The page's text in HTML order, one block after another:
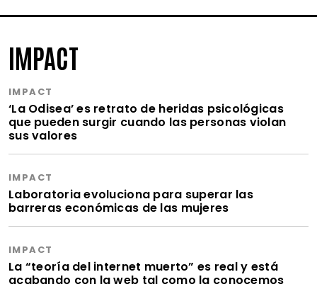
IMPACT
IMPACT
‘La Odisea’ es retrato de heridas psicológicas
que pueden surgir cuando las personas violan
sus valores
IMPACT
Laboratoria evoluciona para superar las
barreras económicas de las mujeres
IMPACT
La “teoría del internet muerto” es real y está
acabando con la web tal como la conocemos